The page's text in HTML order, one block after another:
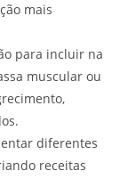
mais
para incluir na
muscular ou
diferentes
receitas